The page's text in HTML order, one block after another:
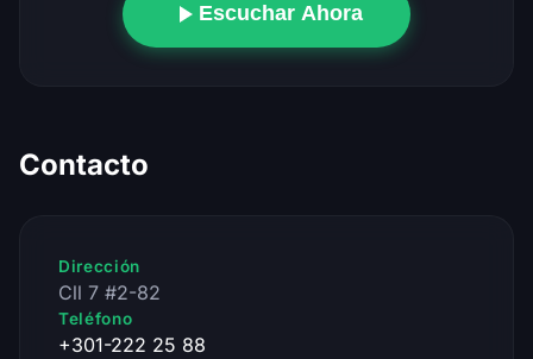
Escuchar Ahora
Contacto
Dirección
Cll 7 #2-82
Teléfono
+301-222 25 88